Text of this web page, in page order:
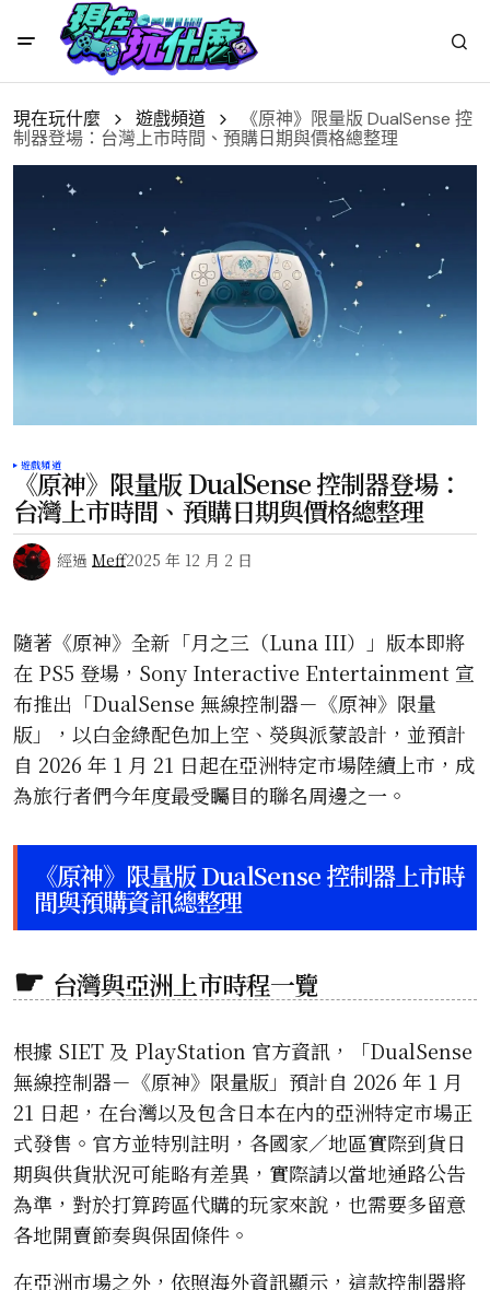
現在玩什麼 遊戲頻道
《原神》限量版 DualSense 控
制器登場：台灣上市時間、預購日期與價格總整理
遊戲頻道
《原神》限量版 DualSense 控制器登場：
台灣上市時間、預購日期與價格總整理
經過 Meff2025 年 12 月 2 日
隨著《原神》全新「月之三（Luna III）」版本即將
在 PS5 登場，Sony Interactive Entertainment 宣
布推出「DualSense 無線控制器－《原神》限量
版」，以白金綠配色加上空、熒與派蒙設計，並預計
自 2026 年 1 月 21 日起在亞洲特定市場陸續上市，成
為旅行者們今年度最受矚目的聯名周邊之一。
《原神》限量版 DualSense 控制器上市時
間與預購資訊總整理
台灣與亞洲上市時程一覽
根據 SIET 及 PlayStation 官方資訊，「DualSense
無線控制器－《原神》限量版」預計自 2026 年 1 月
21 日起，在台灣以及包含日本在內的亞洲特定市場正
式發售。官方並特別註明，各國家／地區實際到貨日
期與供貨狀況可能略有差異，實際請以當地通路公告
為準，對於打算跨區代購的玩家來說，也需要多留意
各地開賣節奏與保固條件。
在亞洲市場之外，依照海外資訊顯示，這款控制器將